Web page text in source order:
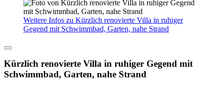
Weitere Infos zu Kürzlich renovierte Villa in ruhiger
Gegend mit Schwimmbad, Garten, nahe Strand
Kürzlich renovierte Villa in ruhiger Gegend mit
Schwimmbad, Garten, nahe Strand